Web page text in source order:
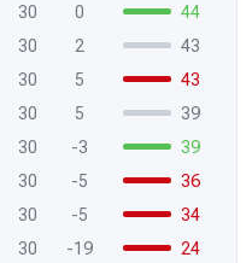
30 0
44
30 2
43
30 5
43
30 5
39
30 -3
39
30 -5
36
30 -5
34
30 -19
24